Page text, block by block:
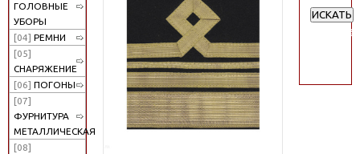
ГОЛОВНЫЕ
УБОРЫ
[04] РЕМНИ
[05]
СНАРЯЖЕНИЕ
[06] ПОГОНЫ
[07]
ФУРНИТУРА
МЕТАЛЛИЧЕСКАЯ
[08]
ИСКАТЬ